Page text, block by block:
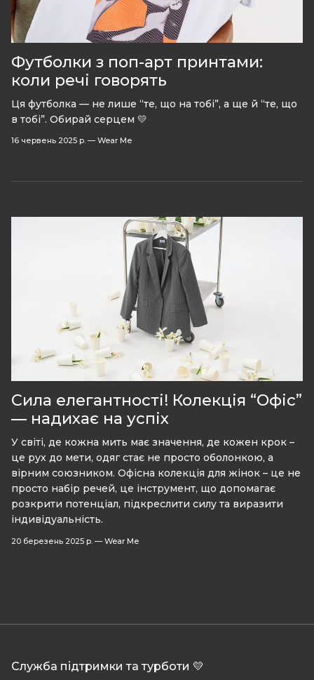
Футболки з поп-арт принтами:
коли речі говорять
Ця футболка — не лише “те, що на тобі”, а ще й “те, що
в тобі”. Обирай серцем 💛
16 червень 2025 р. — Wear Me
Сила елегантності! Колекція “Офіс”
— надихає на успіх
У світі, де кожна мить має значення, де кожен крок –
це рух до мети, одяг стає не просто оболонкою, а
вірним союзником. Офісна колекція для жінок – це не
просто набір речей, це інструмент, що допомагає
розкрити потенціал, підкреслити силу та виразити
індивідуальність.
20 березень 2025 р. — Wear Me
Служба підтримки та турботи 💛